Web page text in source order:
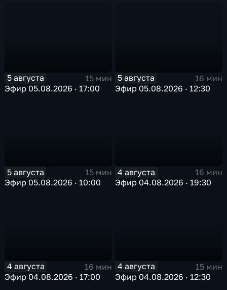
5 августа
15 мин
Эфир 05.08.2026 · 17:00
5 августа
16 мин
Эфир 05.08.2026 · 12:30
5 августа
15 мин
Эфир 05.08.2026 · 10:00
4 августа
16 мин
Эфир 04.08.2026 · 19:30
4 августа
16 мин
Эфир 04.08.2026 · 17:00
4 августа
15 мин
Эфир 04.08.2026 · 12:30